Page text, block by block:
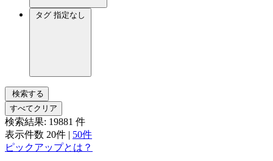
タグ 指定なし
検索する
すべてクリア
検索結果: 19881 件
表示件数 20件 | 50件
ピックアップとは？